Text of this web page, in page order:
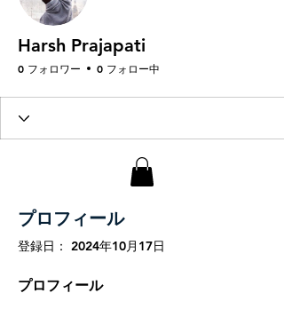
Harsh Prajapati
0 フォロワー 0 フォロー中
プロフィール
登録日： 2024年10月17日
プロフィール